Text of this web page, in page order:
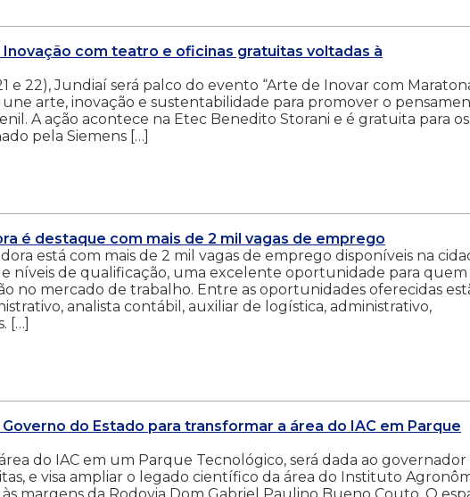
com teatro e oficinas gratuitas voltadas à
e 22), Jundiaí será palco do evento “Arte de Inovar com
une arte, inovação e sustentabilidade para promover o
A ação acontece na Etec Benedito Storani e é gratuita para os
pela Siemens […]
é destaque com mais de 2 mil vagas de emprego
está com mais de 2 mil vagas de emprego disponíveis na
níveis de qualificação, uma excelente oportunidade para quem
no mercado de trabalho. Entre as oportunidades oferecidas
analista contábil, auxiliar de logística, administrativo,
[…]
do Estado para transformar a área do IAC em Parque
do IAC em um Parque Tecnológico, será dada ao governador
e visa ampliar o legado científico da área do Instituto
às margens da Rodovia Dom Gabriel Paulino Bueno Couto. O